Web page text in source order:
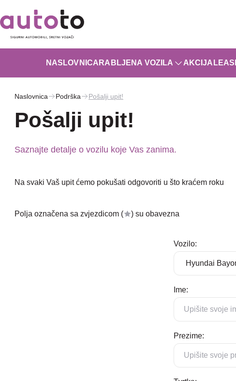
NASLOVNICA RABLJENA VOZILA AKCIJA
Naslovnica Podrška Pošalji upit!
Pošalji upit!
Saznajte detalje o vozilu koje Vas zanima.
Na svaki Vaš upit ćemo pokušati odgovoriti u što kraćem roku
Polja označena sa zvjezdicom ( ) su obavezna
Vozilo:
Ime:
Prezime: